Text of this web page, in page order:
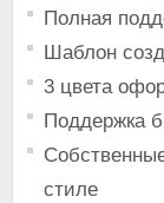
Полная
Шаблон
3 цвета
Поддержка
стиле